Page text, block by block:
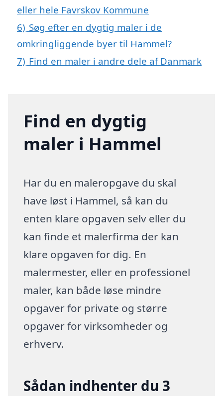
eller hele Favrskov Kommune
6) Søg efter en dygtig maler i de
omkringliggende byer til Hammel?
7) Find en maler i andre dele af Danmark
Find en dygtig
maler i Hammel
Har du en maleropgave du skal
have løst i Hammel, så kan du
enten klare opgaven selv eller du
kan finde et malerfirma der kan
klare opgaven for dig. En
malermester, eller en professionel
maler, kan både løse mindre
opgaver for private og større
opgaver for virksomheder og
erhverv.
Sådan indhenter du 3